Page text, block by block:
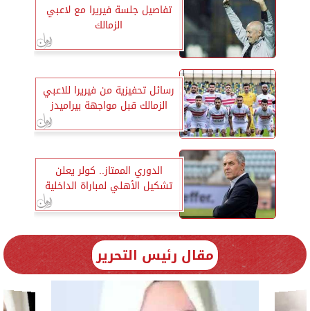
تفاصيل جلسة فيريرا مع لاعبي
الزمالك
رسائل تحفيزية من فيريرا للاعبي
الزمالك قبل مواجهة بيراميدز
الدوري الممتاز.. كولر يعلن
تشكيل الأهلي لمباراة الداخلية
مقال رئيس التحرير